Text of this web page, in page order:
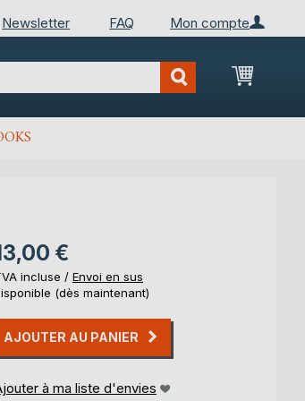
Mon compte
Newsletter FAQ
Mon
€
incluse / Envoi en sus
(dès maintenant)
AJOUTER AU PANIER
à ma liste d'envies